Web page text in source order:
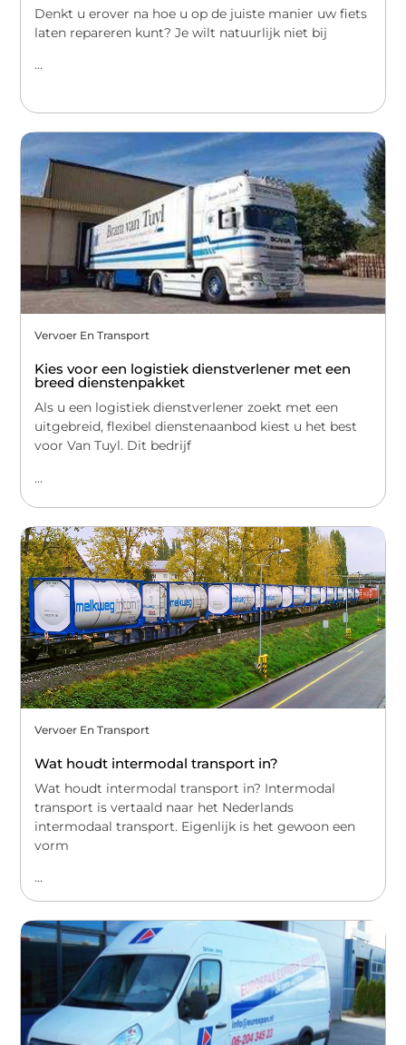
Denkt u erover na hoe u op de juiste manier uw fiets
laten repareren kunt? Je wilt natuurlijk niet bij
...
Vervoer En Transport
Kies voor een logistiek dienstverlener met een
breed dienstenpakket
Als u een logistiek dienstverlener zoekt met een
uitgebreid, flexibel dienstenaanbod kiest u het best
voor Van Tuyl. Dit bedrijf
...
Vervoer En Transport
Wat houdt intermodal transport in?
Wat houdt intermodal transport in? Intermodal
transport is vertaald naar het Nederlands
intermodaal transport. Eigenlijk is het gewoon een
vorm
...